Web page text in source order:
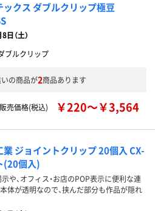
ックス ダブルクリップ極豆
日（土）
ブルクリップ
の商品が2商品あります
販売価格(税込) ￥220～￥3,564
業 ジョイントクリップ 20個入 CX-
(20個入)
や、オフィス・お店のPOP表示に便利な連
体が透明なので、挟んだ部分も作品が隠れ